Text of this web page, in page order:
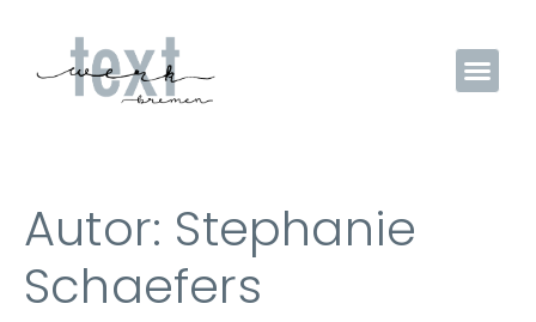
Autor: Stephanie
Schaefers